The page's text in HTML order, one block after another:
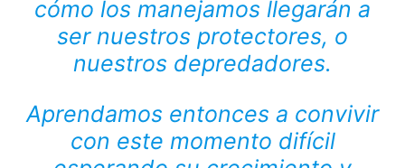
cómo los manejamos llegarán a
ser nuestros protectores, o
nuestros depredadores.
Aprendamos entonces a convivir
con este momento difícil